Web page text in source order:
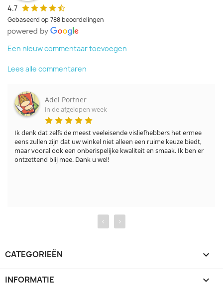
4.7
Gebaseerd op 788 beoordelingen
Een nieuw commentaar toevoegen
Lees alle commentaren
Adel Portner
in de afgelopen week
Ik denk dat zelfs de meest veeleisende visliefhebbers het ermee
eens zullen zijn dat uw winkel niet alleen een ruime keuze biedt,
maar vooral ook een onberispelijke kwaliteit en smaak. Ik ben er
ontzettend blij mee. Dank u wel!
‹ ›
CATEGORIEËN 
INFORMATIE 